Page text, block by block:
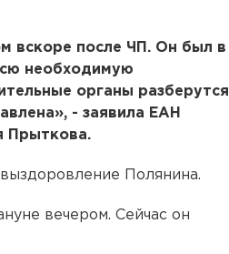
вскоре после ЧП. Он был в
необходимую
органы разберутся
- заявила ЕАН
Прыткова.
Полянина.
вечером. Сейчас он